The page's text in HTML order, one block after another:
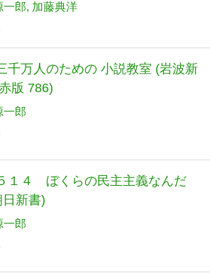
一郎 加藤典洋
千万人のための 小説教室 (岩波新
版 786)
一郎
１４ ぼくらの民主主義なんだ
新書)
一郎